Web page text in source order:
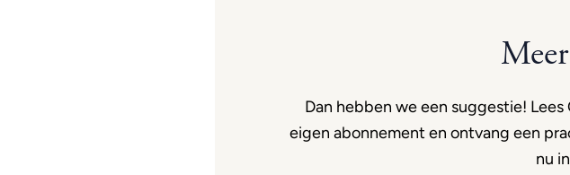
Dan hebben we een suggestie!
eigen abonnement en ontvang een
nu